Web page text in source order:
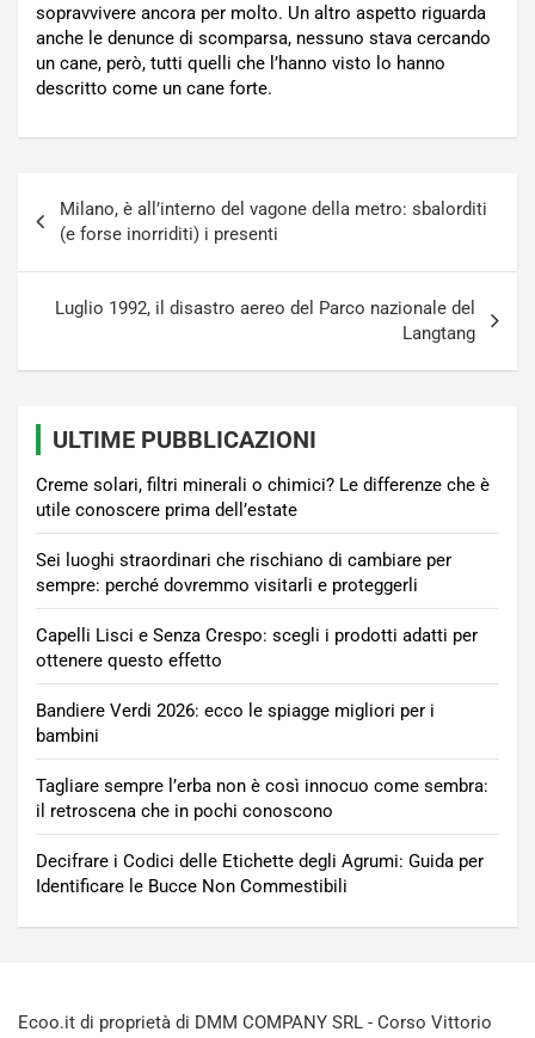
sopravvivere ancora per molto. Un altro aspetto riguarda
anche le denunce di scomparsa, nessuno stava cercando
un cane, però, tutti quelli che l’hanno visto lo hanno
descritto come un cane forte.
articoli
Milano, è all’interno del vagone della metro: sbalorditi
(e forse inorriditi) i presenti
Luglio 1992, il disastro aereo del Parco nazionale del
Langtang
ULTIME PUBBLICAZIONI
Creme solari, filtri minerali o chimici? Le differenze che è
utile conoscere prima dell’estate
Sei luoghi straordinari che rischiano di cambiare per
sempre: perché dovremmo visitarli e proteggerli
Capelli Lisci e Senza Crespo: scegli i prodotti adatti per
ottenere questo effetto
Bandiere Verdi 2026: ecco le spiagge migliori per i
bambini
Tagliare sempre l’erba non è così innocuo come sembra:
il retroscena che in pochi conoscono
Decifrare i Codici delle Etichette degli Agrumi: Guida per
Identificare le Bucce Non Commestibili
Ecoo.it di proprietà di DMM COMPANY SRL - Corso Vittorio